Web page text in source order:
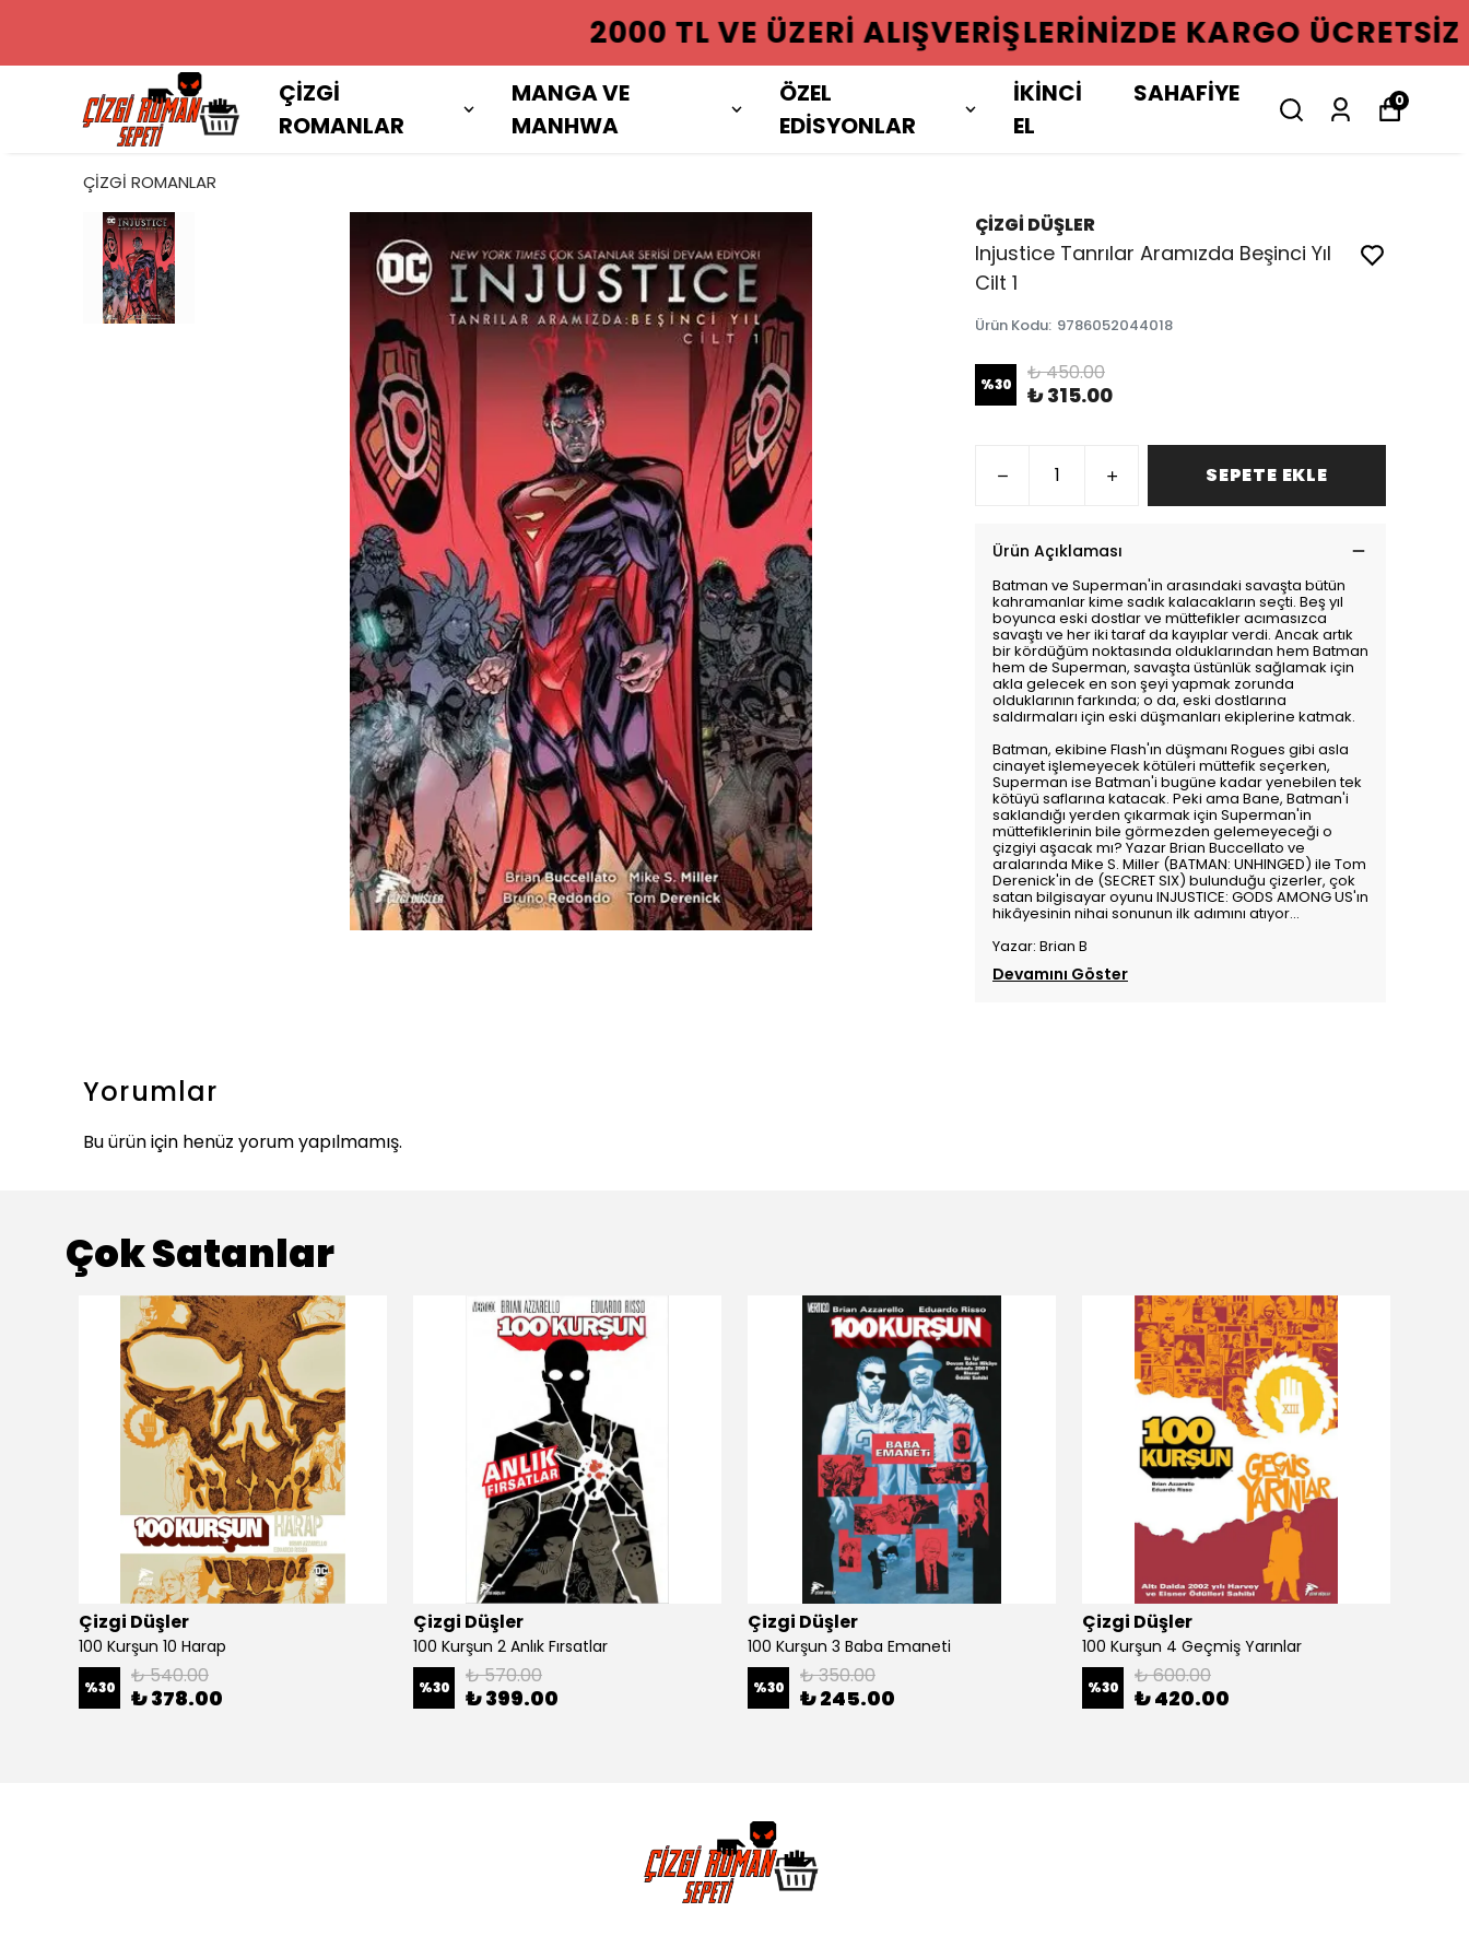
2000 TL VE ÜZERI ALIŞVERIŞLERINIZDE KARGO ÜCRETSIZ
ÇİZGİ
ROMANLAR
MANGA VE
MANHWA
ÖZEL
EDİSYONLAR
İKİNCİ
EL
SAHAFİYE 0
ÇİZGİ ROMANLAR
ÇİZGİ DÜŞLER
Injustice Tanrılar Aramızda Beşinci Yıl
Cilt 1
Ürün Kodu: 9786052044018
%30 ₺ 450.00
₺ 315.00
SEPETE EKLE
Ürün Açıklaması
Batman ve Superman'in arasındaki savaşta bütün
kahramanlar kime sadık kalacakların seçti. Beş yıl
boyunca eski dostlar ve müttefikler acımasızca
savaştı ve her iki taraf da kayıplar verdi. Ancak artık
bir kördüğüm noktasında olduklarından hem Batman
hem de Superman, savaşta üstünlük sağlamak için
akla gelecek en son şeyi yapmak zorunda
olduklarının farkında; o da, eski dostlarına
saldırmaları için eski düşmanları ekiplerine katmak.
Batman, ekibine Flash'ın düşmanı Rogues gibi asla
cinayet işlemeyecek kötüleri müttefik seçerken,
Superman ise Batman'i bugüne kadar yenebilen tek
kötüyü saflarına katacak. Peki ama Bane, Batman'i
saklandığı yerden çıkarmak için Superman'in
müttefiklerinin bile görmezden gelemeyeceği o
çizgiyi aşacak mı? Yazar Brian Buccellato ve
aralarında Mike S. Miller (BATMAN: UNHINGED) ile Tom
Derenick'in de (SECRET SIX) bulunduğu çizerler, çok
satan bilgisayar oyunu INJUSTICE: GODS AMONG US'ın
hikâyesinin nihai sonunun ilk adımını atıyor...
Yazar: Brian B
Devamını Göster
Yorumlar
Bu ürün için henüz yorum yapılmamış.
Çok Satanlar
Çizgi Düşler
100 Kurşun 10 Harap
%30 ₺ 540.00
₺ 378.00
Çizgi Düşler
100 Kurşun 2 Anlık Fırsatlar
%30 ₺ 570.00
₺ 399.00
Çizgi Düşler
100 Kurşun 3 Baba Emaneti
%30 ₺ 350.00
₺ 245.00
Çizgi Düşler
100 Kurşun 4 Geçmiş Yarınlar
%30 ₺ 600.00
₺ 420.00